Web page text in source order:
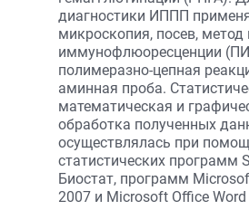
диагностики ИППП
микроскопия, посев, метод
иммуно­флюоресценции
полимеразно-цепная
аминная проба.
математическая и
обработка полученных
осуществлялась при
статистических программ
Биостат, программ
2007 и Microsoft Office Word